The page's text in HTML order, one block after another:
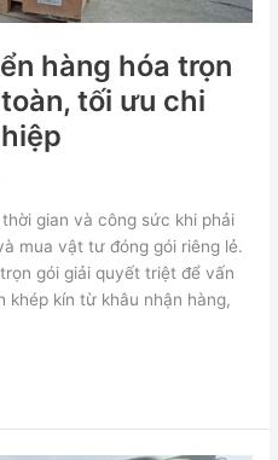
hàng hóa trọn
tối ưu chi
gian và công sức khi phải
mua vật tư đóng gói riêng lẻ.
gói giải quyết triệt để vấn
kín từ khâu nhận hàng,